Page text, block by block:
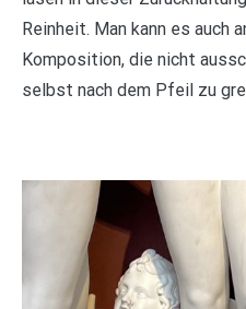
Reinheit. Man kann es auch
Komposition, die nicht
selbst nach dem Pfeil zu